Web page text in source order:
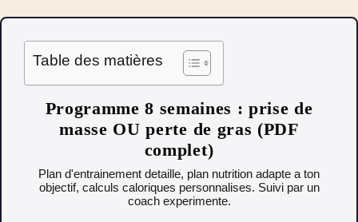
Table des matières
Programme 8 semaines : prise de
masse OU perte de gras (PDF
complet)
Plan d'entrainement detaille, plan nutrition adapte a ton
objectif, calculs caloriques personnalises. Suivi par un
coach experimente.